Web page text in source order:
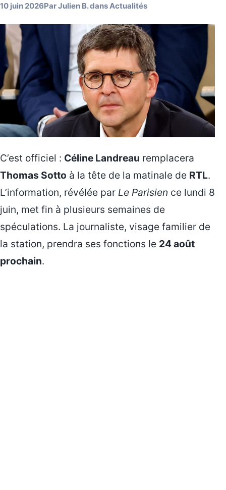
10 juin 2026ParJulien B.dansActualités
C’est officiel : Céline Landreau remplacera
Thomas Sotto à la tête de la matinale de RTL.
L’information, révélée par Le Parisien ce lundi 8
juin, met fin à plusieurs semaines de
spéculations. La journaliste, visage familier de
la station, prendra ses fonctions le 24 août
prochain.